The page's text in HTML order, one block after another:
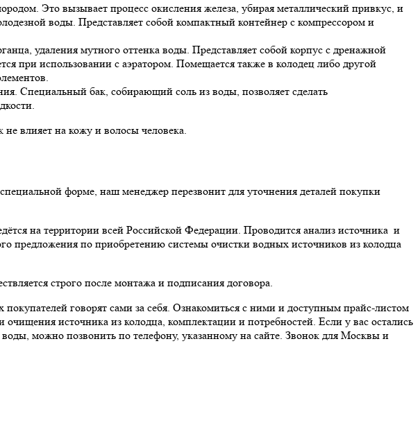
Это вызывает процесс окисления железа, убирая металлический привкус, и
воды. Представляет собой компактный контейнер с компрессором и
удаления мутного оттенка воды. Представляет собой корпус с дренажной
при использовании с аэратором. Помещается также в колодец либо другой
Специальный бак, собирающий соль из воды, позволяет сделать
влияет на кожу и волосы человека.
форме, наш менеджер перезвонит для уточнения деталей покупки
на территории всей Российской Федерации. Проводится анализ источника и
предложения по приобретению системы очистки водных источников из колодца
строго после монтажа и подписания договора.
говорят сами за себя. Ознакомиться с ними и доступным прайс-листом
источника из колодца, комплектации и потребностей. Если у вас остались
можно позвонить по телефону, указанному на сайте. Звонок для Москвы и